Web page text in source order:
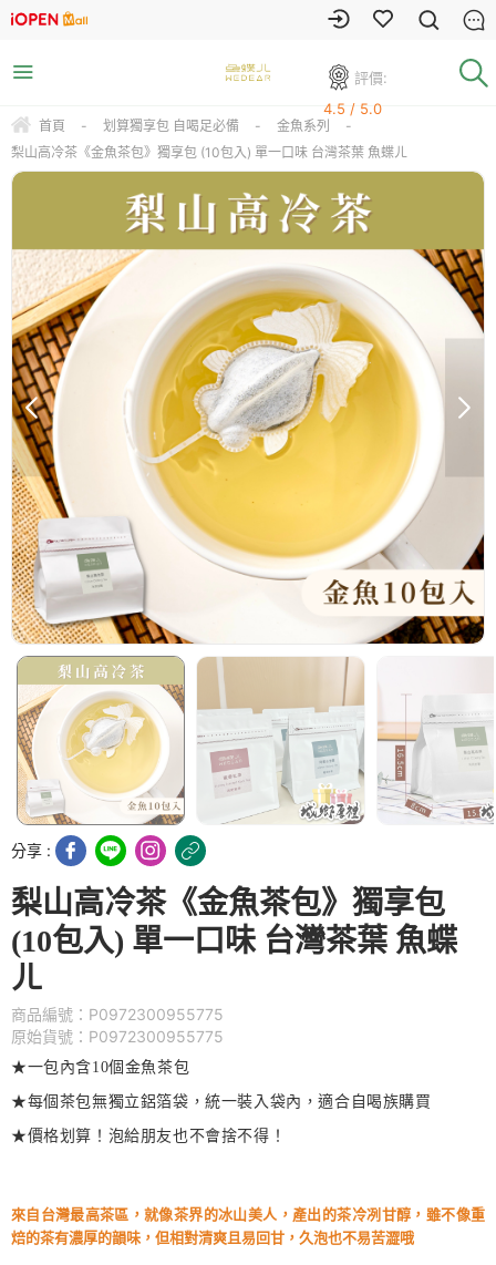
評價:
4.5 / 5.0
首頁 - 划算獨享包 自喝足必備 - 金魚系列
-
梨山高冷茶《金魚茶包》獨享包 (10包入) 單一口味 台灣茶葉 魚蝶ㄦ
分享 :
梨山高冷茶《金魚茶包》獨享包
(10包入) 單一口味 台灣茶葉 魚蝶
ㄦ
商品編號：P0972300955775
原始貨號：P0972300955775
★一包內含10個金魚茶包
★每個茶包無獨立鋁箔袋，統一裝入袋內，適合自喝族購買
★價格划算！泡給朋友也不會捨不得！
來自台灣最高茶區， 就像茶界的冰山美人， 產出的茶冷冽甘醇，雖不像重
焙的茶有濃厚的韻味，但相對清爽且易回甘，久泡也不易苦澀哦